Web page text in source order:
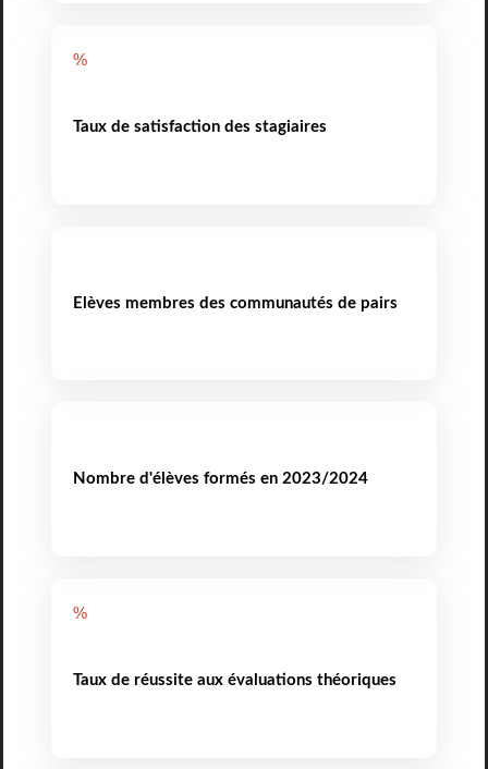
%
Taux de satisfaction des stagiaires
Elèves membres des communautés de pairs
Nombre d'élèves formés en 2023/2024
%
Taux de réussite aux évaluations théoriques